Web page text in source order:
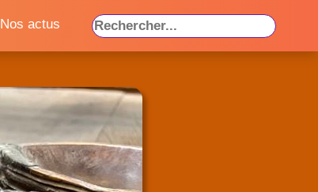
Nos actus